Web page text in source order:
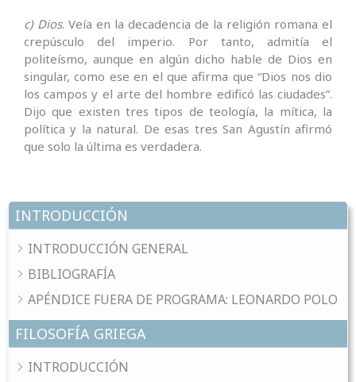
INTRODUCCIÓN
INTRODUCCIÓN GENERAL
BIBLIOGRAFÍA
APÉNDICE FUERA DE PROGRAMA: LEONARDO POLO
FILOSOFÍA GRIEGA
INTRODUCCIÓN
c) Dios. Veía en la decadencia de la religión romana el
crepúsculo del imperio. Por tanto, admitía el
politeísmo, aunque en algún dicho hable de Dios en
singular, como ese en el que afirma que “Dios nos dio
los campos y el arte del hombre edificó las ciudades”.
Dijo que existen tres tipos de teología, la mítica, la
política y la natural. De esas tres San Agustín afirmó
que solo la última es verdadera.